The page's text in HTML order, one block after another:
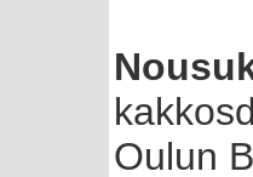
Oulun